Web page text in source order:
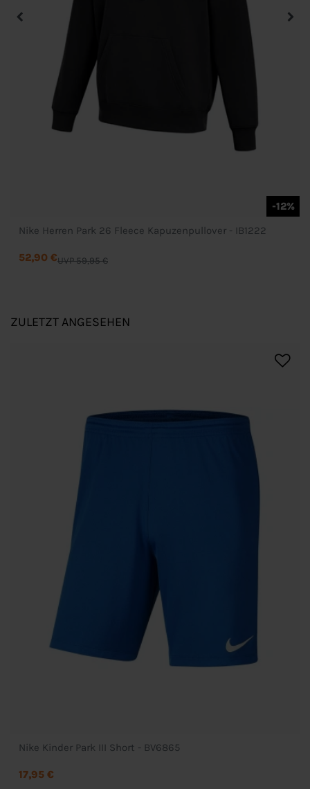
-12%
Nike Herren Park 26 Fleece Kapuzenpullover - IB1222
UVP 59,95 €
52,90 €
ZULETZT ANGESEHEN
Nike Kinder Park III Short - BV6865
17,95 €